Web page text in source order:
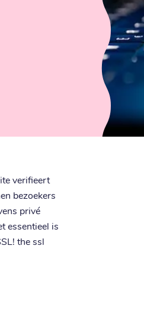
verifieert
bezoekers
privé
essentieel is
the ssl